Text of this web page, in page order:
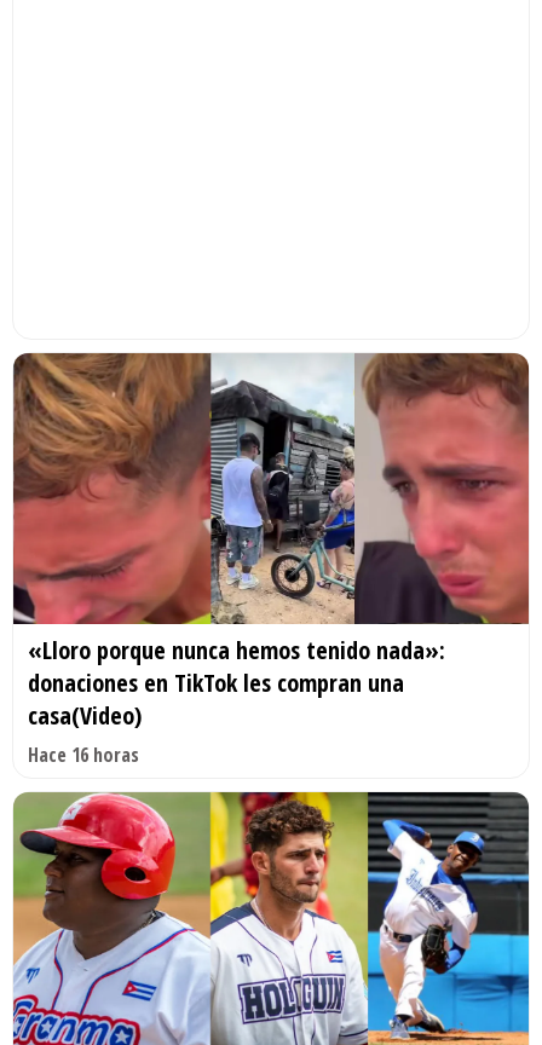
«Lloro porque nunca hemos tenido nada»:
donaciones en TikTok les compran una
casa(Video)
Hace 16 horas